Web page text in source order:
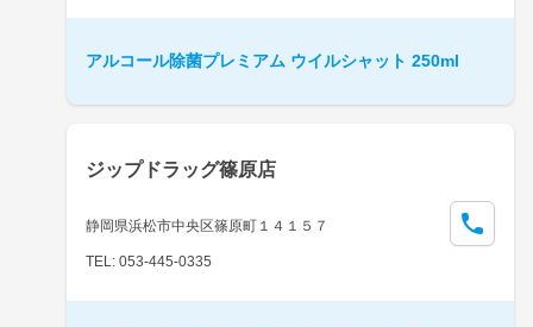
アルコール除菌プレミアム ウイルシャット 250ml
ジップドラッグ篠原店
静岡県浜松市中央区篠原町１４１５７
TEL: 053-445-0335